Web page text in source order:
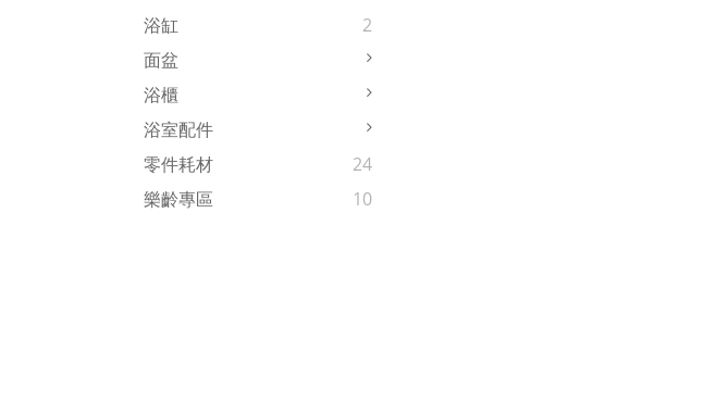
浴缸
2
面盆
浴櫃
浴室配件
零件耗材
24
樂齡專區
10